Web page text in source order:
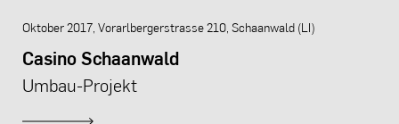
Oktober 2017, Vorarlbergerstrasse 210, Schaanwald (LI)
Casino Schaanwald
Umbau-Projekt